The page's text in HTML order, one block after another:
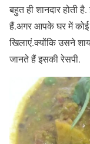
बहुत ही शानदार
हैं.अगर आपके घर में
खिलाएं.क्योंकि उसने
जानते हैं इसकी रेसपी.